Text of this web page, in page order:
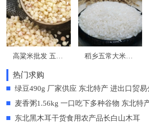
高粱米批发 五谷杂粮 东北特产 和粮农业 为家人选择安全健康食品 稻乡五常大米批发 源头直供 核心产区 原粮稻花香2号
热门求购
绿豆490g 厂家供应 东北特产 进出口贸易
麦香粥1.56kg 一口吃下多种谷物 东北特
东北黑木耳干货食用农产品长白山木耳